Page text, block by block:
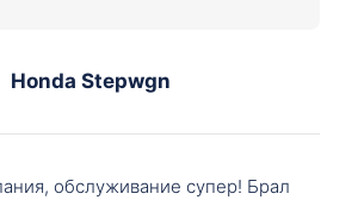
Honda Stepwgn
обслуживание супер! Брал